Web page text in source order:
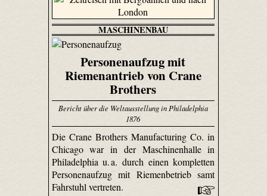
MASCHINENBAU
Personenaufzug mit
Riemenantrieb von Crane
Brothers
Bericht über die Weltausstellung in Philadelphia
1876
Die Crane Brothers Manu­factu­ring Co. in
Chicago war in der Maschinenhalle in
Philadelphia u. a. durch einen kompletten
Personenaufzug mit Riemenbetrieb samt
Fahrstuhl vertreten.